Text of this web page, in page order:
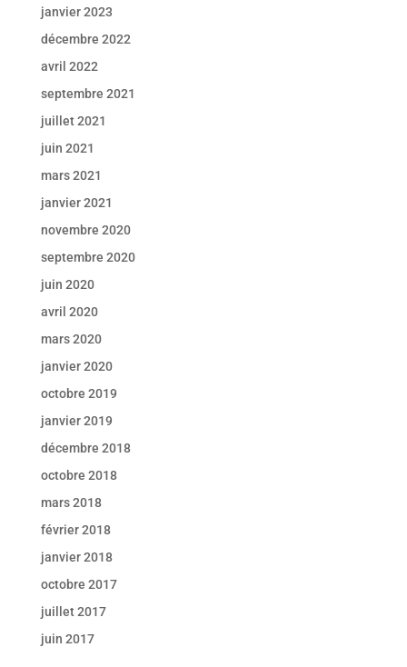
janvier 2023
décembre 2022
avril 2022
septembre 2021
juillet 2021
juin 2021
mars 2021
janvier 2021
novembre 2020
septembre 2020
juin 2020
avril 2020
mars 2020
janvier 2020
octobre 2019
janvier 2019
décembre 2018
octobre 2018
mars 2018
février 2018
janvier 2018
octobre 2017
juillet 2017
juin 2017